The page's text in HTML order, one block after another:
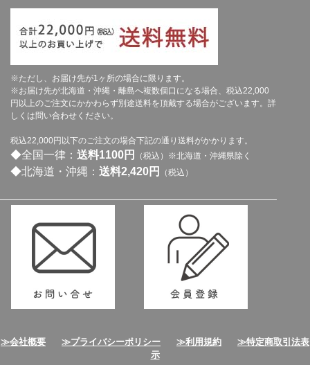
※ただし、お届け先が1ヶ所の場合に限ります。
※お届け先が北海道・沖縄・離島へ複数個口になる場合、税込22,000
円以上のご注文にかかわらず別途送料を頂戴する場合がございます。詳
しくは問い合わせください。
税込22,000円以下のご注文の場合下記の通り送料がかかります。
◆全国一律： 送料1100円 （税込）※北海道・沖縄県除く
◆北海道・沖縄： 送料2,420円 （税込）
≫会社概要 ≫プライバシーポリシー ≫利用規約
≫特定商取引法表
示